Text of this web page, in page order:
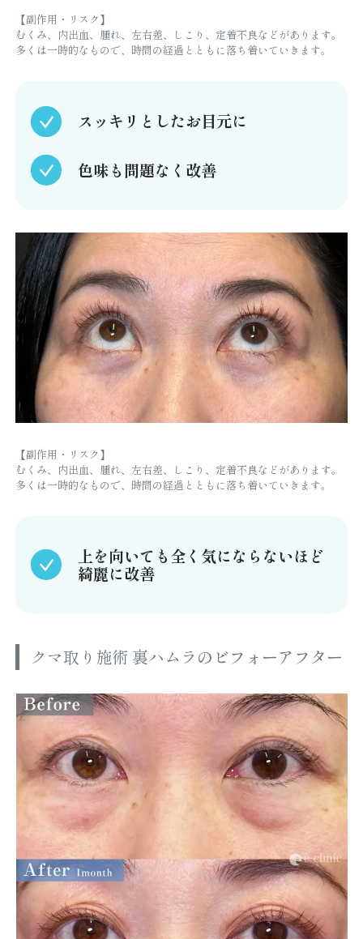
【副作用・リスク】
むくみ、内出血、腫れ、左右差、しこり、定着不良などがあります。
多くは一時的なもので、時間の経過とともに落ち着いていきます。
スッキリとしたお目元に
色味も問題なく改善
【副作用・リスク】
むくみ、内出血、腫れ、左右差、しこり、定着不良などがあります。
多くは一時的なもので、時間の経過とともに落ち着いていきます。
上を向いても全く気にならないほど
綺麗に改善
クマ取り施術 裏ハムラ のビフォーアフター